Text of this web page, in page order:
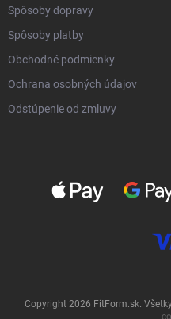
Spôsoby dopravy
Spôsoby platby
Obchodné podmienky
Ochrana osobných údajov
Odstúpenie od zmluvy
Copyright 2026 FitForm.sk.